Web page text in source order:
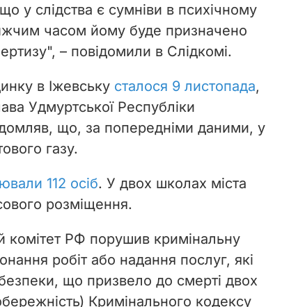
у слідства є сумніви в психічному
часом йому буде призначено
– повідомили в Слідкомі.
в Іжевську сталося 9 листопада,
Удмуртської Республіки
що, за попередніми даними, у
газу.
112 осіб. У двох школах міста
розміщення.
комітет РФ порушив кримінальну
робіт або надання послуг, які
що призвело до смерті двох
Кримінального кодексу